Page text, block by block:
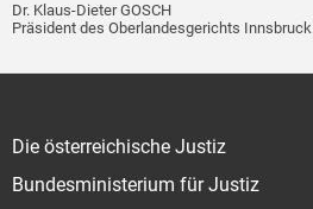
Dr. Klaus-Dieter GOSCH
Präsident des Oberlandesgerichts Innsbruck
Die österreichische Justiz
Bundesministerium für Justiz